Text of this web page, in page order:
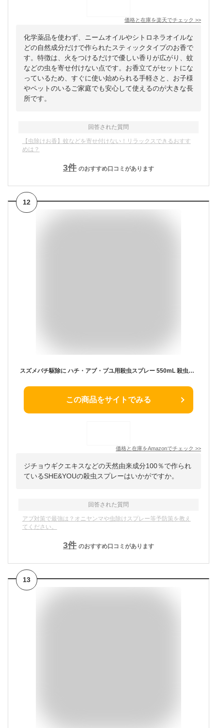
価格と在庫を楽天でチェック >>
化学薬品を使わず、ニームオイルやシトロネラオイルな
どの自然成分だけで作られたスティックタイプのお香で
す。特徴は、火をつけるだけで優しい香りが広がり、蚊
などの虫を寄せ付けない点です。お香立てがセットにな
っているため、すぐに使い始められる手軽さと、お子様
やペットのいるご家庭でも安心して使えるのが大きな長
所です。
回答された質問
【虫除けお香】蚊などを寄せ付けない！リラックスできるおすす
めは？
3件 のおすすめ口コミがあります
12
スズメバチ駆除に ハチ・アブ・ブユ用殺虫スプレー 550mL 殺虫剤 ハチ アブ ブヨ 対策に スズメバチ スプレー 駆除 殺虫剤 エアゾール スズメバチ退治 撃退 撃退スプレー 蜂 蜂の巣 殺虫 強力 雀蜂
この商品をサイトでみる
価格と在庫をAmazonでチェック >>
ジチョウギクエキスなどの天然由来成分100％で作られ
ているSHE&YOUの殺虫スプレーはいかがですか。
回答された質問
アブ対策で最強は？オニヤンマや虫除けスプレー等予防策を教え
てください。
3件 のおすすめ口コミがあります
13